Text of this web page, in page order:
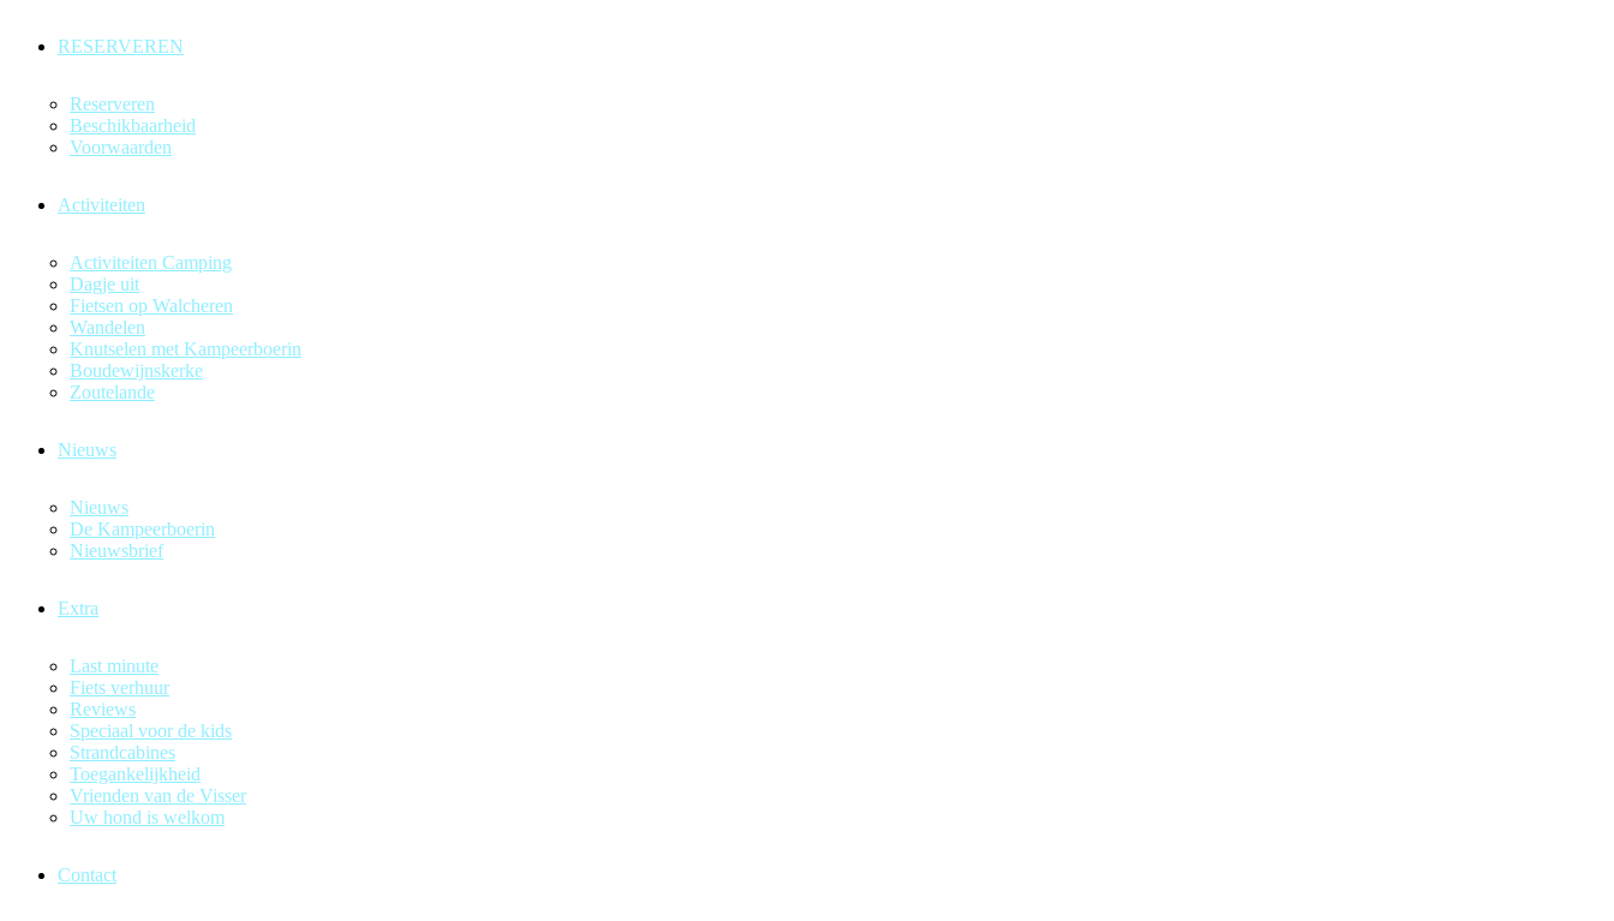
RESERVEREN
Reserveren
Beschikbaarheid
Voorwaarden
Activiteiten
Activiteiten Camping
Dagje uit
Fietsen op Walcheren
Wandelen
Knutselen met Kampeerboerin
Boudewijnskerke
Zoutelande
Nieuws
Nieuws
De Kampeerboerin
Nieuwsbrief
Extra
Last minute
Fiets verhuur
Reviews
Speciaal voor de kids
Strandcabines
Toegankelijkheid
Vrienden van de Visser
Uw hond is welkom
Contact